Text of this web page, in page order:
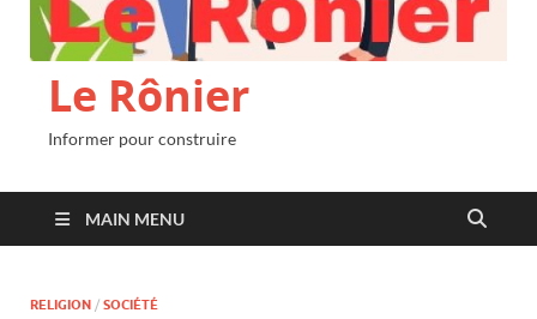
Le Rônier
Informer pour construire
MAIN MENU
RELIGION / SOCIÉTÉ